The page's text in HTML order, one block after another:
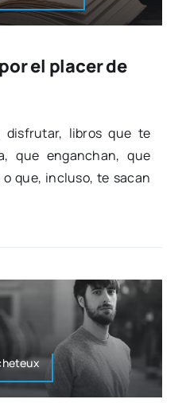
el placer de
dis­fru­tar, libros que te
que engan­chan, que
que, inclu­so, te sacan